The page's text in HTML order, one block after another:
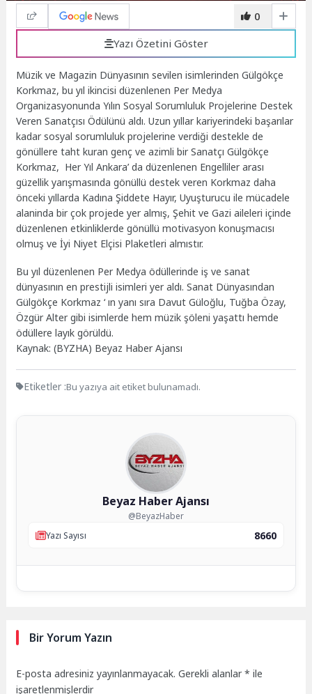
0
Yazı Özetini Göster
Müzik ve Magazin Dünyasının sevilen isimlerinden Gülgökçe
Korkmaz, bu yıl ikincisi düzenlenen Per Medya
Organizasyonunda Yılın Sosyal Sorumluluk Projelerine Destek
Veren Sanatçısı Ödülünü aldı. Uzun yıllar kariyerindeki başarılar
kadar sosyal sorumluluk projelerine verdiği destekle de
gönüllere taht kuran genç ve azimli bir Sanatçı Gülgökçe
Korkmaz, Her Yıl Ankara’ da düzenlenen Engelliler arası
güzellik yarışmasında gönüllü destek veren Korkmaz daha
önceki yıllarda Kadına Şiddete Hayır, Uyuşturucu ile mücadele
alaninda bir çok projede yer almış, Şehit ve Gazi aileleri içinde
düzenlenen etkinliklerde gönüllü motivasyon konuşmacısı
olmuş ve İyi Niyet Elçisi Plaketleri almıstır.
Bu yıl düzenlenen Per Medya ödüllerinde iş ve sanat
dünyasının en prestijli isimleri yer aldı. Sanat Dünyasından
Gülgökçe Korkmaz ‘ ın yanı sıra Davut Güloğlu, Tuğba Özay,
Özgür Alter gibi isimlerde hem müzik şöleni yaşattı hemde
ödüllere layık görüldü.
Kaynak: (BYZHA) Beyaz Haber Ajansı
Etiketler :Bu yazıya ait etiket bulunamadı.
Beyaz Haber Ajansı
@BeyazHaber
Yazı Sayısı
8660
Bir Yorum Yazın
E-posta adresiniz yayınlanmayacak. Gerekli alanlar* ile
işaretlenmişlerdir